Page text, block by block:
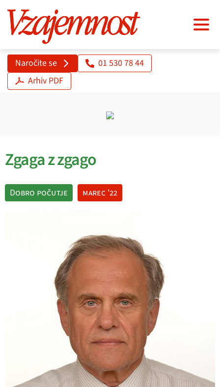
Naročite se
01 530 78 44
Arhiv PDF
Zgaga z zgago
Dobro počutje marec '22